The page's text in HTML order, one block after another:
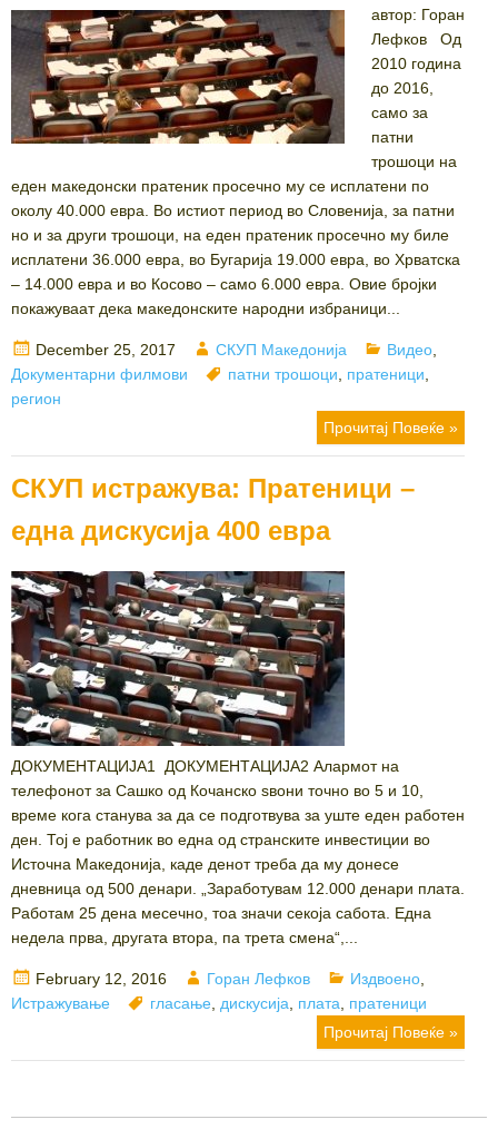
автор: Горан
Лефков Од
2010 година
до 2016,
само за
патни
трошоци на
еден македонски пратеник просечно му се исплатени по
околу 40.000 евра. Во истиот период во Словенија, за патни
но и за други трошоци, на еден пратеник просечно му биле
исплатени 36.000 евра, во Бугарија 19.000 евра, во Хрватска
– 14.000 евра и во Косово – само 6.000 евра. Овие бројки
покажуваат дека македонските народни избраници...
Posted
on
December 25, 2017 Author
СКУП Македонија Categories
Видео
Документарни филмови
Tags
патни трошоци пратеници
регион
Прочитај Повеќе »
СКУП истражува: Пратеници –
една дискусија 400 евра
ДОКУМЕНТАЦИЈА1 ДОКУМЕНТАЦИЈА2 Aлармот на
телефонот за Сашко од Кочанско ѕвони точно во 5 и 10,
време кога станува за да се подготвува за уште еден работен
ден. Тој е работник во една од странските инвестиции во
Источна Македонија, каде денот треба да му донесе
дневница од 500 денари. „Заработувам 12.000 денари плата.
Работам 25 дена месечно, тоа значи секоја сабота. Една
недела прва, другата втора, па трета смена“,...
Posted
on
February 12, 2016 Author
Горан Лефков Categories
Издвоено
Истражување
Tags
гласање дискусија плата
пратеници
Прочитај Повеќе »